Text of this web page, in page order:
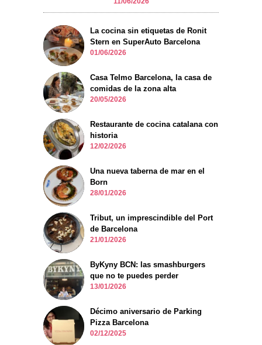
La cocina sin etiquetas de Ronit
Stern en SuperAuto Barcelona
01/06/2026
Casa Telmo Barcelona, la casa de
comidas de la zona alta
20/05/2026
Restaurante de cocina catalana con
historia
12/02/2026
Una nueva taberna de mar en el
Born
28/01/2026
Tribut, un imprescindible del Port
de Barcelona
21/01/2026
ByKyny BCN: las smashburgers
que no te puedes perder
13/01/2026
Décimo aniversario de Parking
Pizza Barcelona
02/12/2025